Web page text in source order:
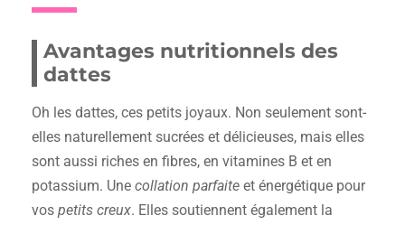
Avantages nutritionnels des
dattes
Oh les dattes, ces petits joyaux. Non seulement sont-
elles naturellement sucrées et délicieuses, mais elles
sont aussi riches en fibres, en vitamines B et en
potassium. Une collation parfaite et énergétique pour
vos petits creux. Elles soutiennent également la